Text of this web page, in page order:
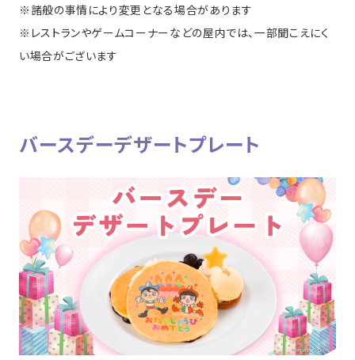
※諸般の事情により変更となる場合があります
※レストランやゲームコーナーなどの屋内では、一部聞こえにく
い場合がございます
バースデーデザートプレート